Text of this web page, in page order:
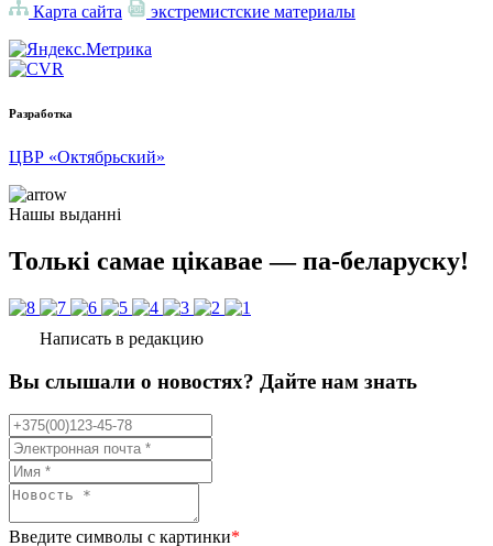
Карта сайта экстремистские материалы
Разработка
ЦВР «Октябрьский»
Нашы выданні
Толькі самае цікавае — па-беларуску!
Написать в редакцию
Вы слышали о новостях? Дайте нам знать
Введите символы с картинки*